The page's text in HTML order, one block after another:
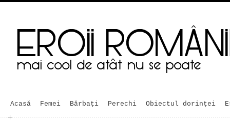
Acasă Femei Bărbaţi Perechi Obiectul dorinței